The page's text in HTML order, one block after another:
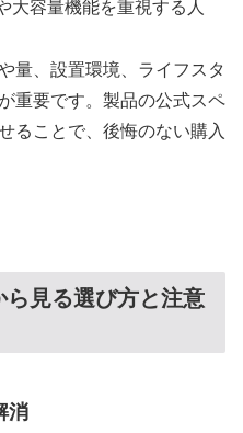
大容量機能を重視する人
量、設置環境、ライフスタ
重要です。製品の公式スペ
ることで、後悔のない購入
見る選び方と注意
消